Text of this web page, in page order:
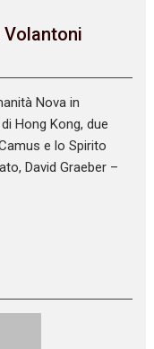
Volantoni
Nova in
Hong Kong, due
e lo Spirito
David Graeber –